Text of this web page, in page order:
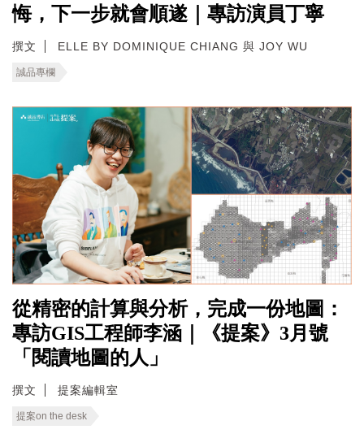
悔，下一步就會順遂｜專訪演員丁寧
撰文 ELLE BY DOMINIQUE CHIANG 與 JOY WU
誠品專欄
從精密的計算與分析，完成一份地圖：
專訪GIS工程師李涵｜《提案》3月號
「閱讀地圖的人」
撰文 提案編輯室
提案on the desk